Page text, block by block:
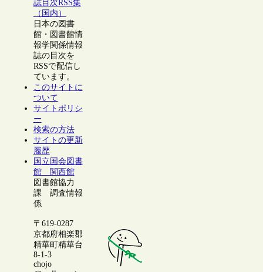
誌目次RSS集
（国内）
日本の図書
館・図書館情
報学関係情報
誌の目次を
RSSで配信し
ています。
このサイトに
ついて
サイトポリシ
ー
検索の方法
サイトの更新
履歴
国立国会図書
館 関西館
図書館協力
課 調査情報
係
〒619-0287
京都府相楽郡
精華町精華台
8-1-3
chojo